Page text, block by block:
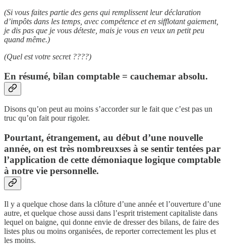
(Si vous faites partie des gens qui remplissent leur déclaration
d’impôts dans les temps, avec compétence et en sifflotant gaiement,
je dis pas que je vous déteste, mais je vous en veux un petit peu
quand même.)
(Quel est votre secret ????)
En résumé, bilan comptable = cauchemar absolu.
Disons qu’on peut au moins s’accorder sur le fait que c’est pas un
truc qu’on fait pour rigoler.
Pourtant, étrangement, au début d’une nouvelle
année, on est très nombreuxses à se sentir tentées par
l’application de cette démoniaque logique comptable
à notre vie personnelle.
Il y a quelque chose dans la clôture d’une année et l’ouverture d’une
autre, et quelque chose aussi dans l’esprit tristement capitaliste dans
lequel on baigne, qui donne envie de dresser des bilans, de faire des
listes plus ou moins organisées, de reporter correctement les plus et
les moins.